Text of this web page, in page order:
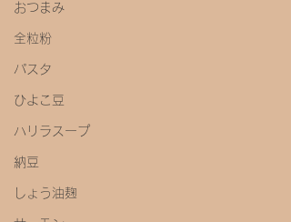
おつまみ
全粒粉
パスタ
ひよこ豆
ハリラスープ
納豆
しょう油麹